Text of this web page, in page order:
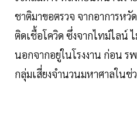
ชาติมาขอตรวจ จากอาการห
ติดเชื้อโควิด ซึ่งจากไทม์ไลน์
นอกจากอยู่ในโรงงาน ก่อน ร
กลุ่มเสี่ยงจำนวนมหาศาลในช่